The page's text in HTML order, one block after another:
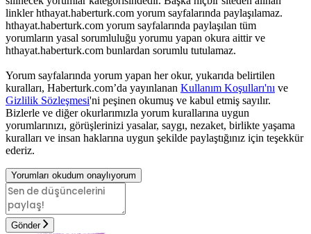
linkler hthayat.haberturk.com yorum sayfalarında paylaşılamaz.
hthayat.haberturk.com yorum sayfalarında paylaşılan tüm
yorumların yasal sorumluluğu yorumu yapan okura aittir ve
hthayat.haberturk.com bunlardan sorumlu tutulamaz.
Yorum sayfalarında yorum yapan her okur, yukarıda belirtilen
kuralları, Haberturk.com’da yayınlanan Kullanım Koşulları'nı ve
Gizlilik Sözleşmesi'ni peşinen okumuş ve kabul etmiş sayılır.
Bizlerle ve diğer okurlarımızla yorum kurallarına uygun
yorumlarınızı, görüşlerinizi yasalar, saygı, nezaket, birlikte yaşama
kuralları ve insan haklarına uygun şekilde paylaştığınız için teşekkür
ederiz.
Yorumları okudum onaylıyorum
Gönder